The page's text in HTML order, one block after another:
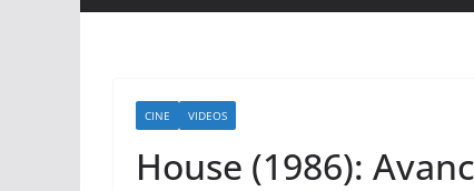
CINE VIDEOS
House (1986):